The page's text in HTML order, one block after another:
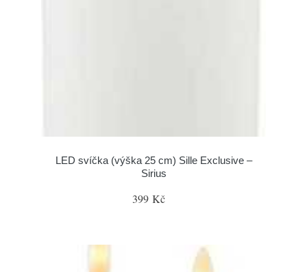
LED svíčka (výška 25 cm) Sille Exclusive –
Sirius
399 Kč